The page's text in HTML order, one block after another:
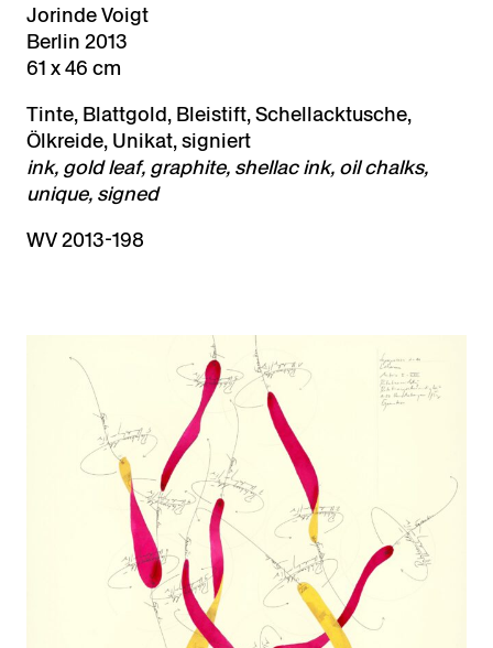
Jorinde Voigt
Berlin 2013
61 x 46 cm
Tinte, Blattgold, Bleistift, Schellacktusche,
Ölkreide, Unikat, signiert
ink, gold leaf, graphite, shellac ink, oil chalks,
unique, signed
WV 2013-198